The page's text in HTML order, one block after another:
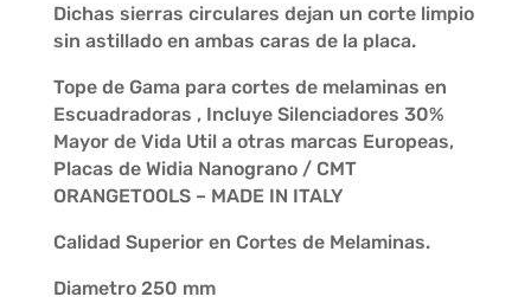
Dichas sierras circulares dejan un corte limpio
sin astillado en ambas caras de la placa.
Tope de Gama para cortes de melaminas en
Escuadradoras , Incluye Silenciadores 30%
Mayor de Vida Util a otras marcas Europeas,
Placas de Widia Nanograno / CMT
ORANGETOOLS – MADE IN ITALY
Calidad Superior en Cortes de Melaminas.
Diametro 250 mm